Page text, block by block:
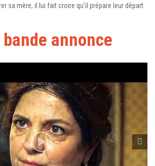
sa mère, il lui fait croire qu’il prépare leur départ.
annonce